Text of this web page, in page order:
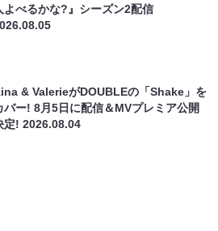
よべるかな?』シーズン2配信
& ValerieがDOUBLEの「Shake」を
バー! 8月5日に配信＆MVプレミア公開
定!2026.08.04